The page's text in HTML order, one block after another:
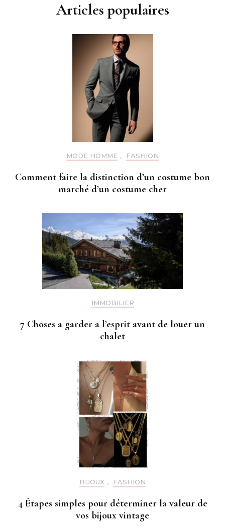
Articles populaires
MODE HOMME , FASHION
Comment faire la distinction d’un costume bon
marché d’un costume cher
IMMOBILIER
7 Choses a garder a l’esprit avant de louer un
chalet
BIJOUX , FASHION
4 Étapes simples pour déterminer la valeur de
vos bijoux vintage